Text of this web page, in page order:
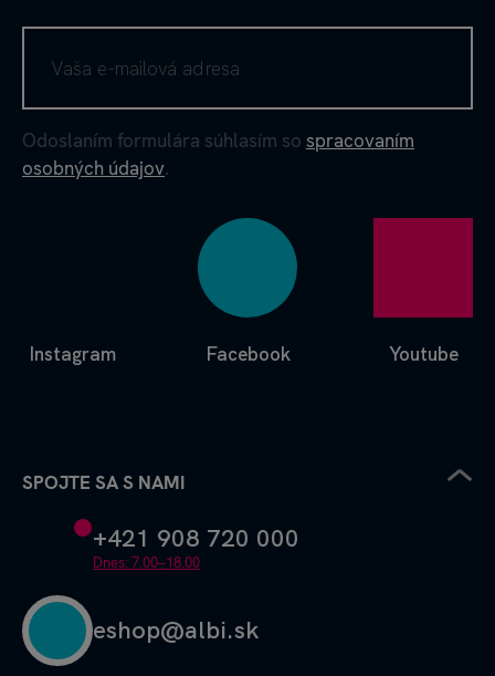
Odoslaním formulára súhlasím so spracovaním
osobných údajov.
Facebook
Instagram Youtube
SPOJTE SA S NAMI
+421 908 720 000
Dnes: 7.00–18.00
eshop@albi.sk